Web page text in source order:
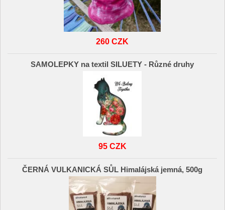
260 CZK
SAMOLEPKY na textil SILUETY - Různé druhy
95 CZK
ČERNÁ VULKANICKÁ SŮL Himalájská jemná, 500g